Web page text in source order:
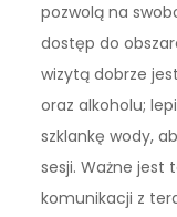
pozwolą na
dostęp do
wizytą dobrze
oraz alkoholu;
szklankę wody,
sesji. Ważne jest
komunikacji z